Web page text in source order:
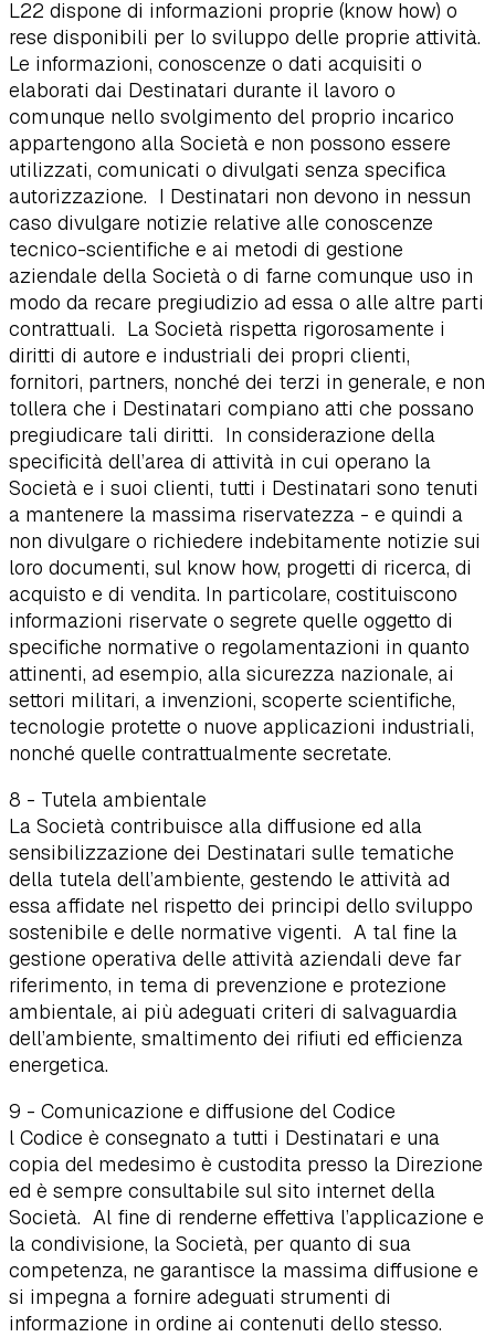
L22 dispone di informazioni proprie (know how) o
rese disponibili per lo sviluppo delle proprie attività.
Le informazioni, conoscenze o dati acquisiti o
elaborati dai Destinatari durante il lavoro o
comunque nello svolgimento del proprio incarico
appartengono alla Società e non possono essere
utilizzati, comunicati o divulgati senza specifica
autorizzazione. I Destinatari non devono in nessun
caso divulgare notizie relative alle conoscenze
tecnico-scientifiche e ai metodi di gestione
aziendale della Società o di farne comunque uso in
modo da recare pregiudizio ad essa o alle altre parti
contrattuali. La Società rispetta rigorosamente i
diritti di autore e industriali dei propri clienti,
fornitori, partners, nonché dei terzi in generale, e non
tollera che i Destinatari compiano atti che possano
pregiudicare tali diritti. In considerazione della
specificità dell’area di attività in cui operano la
Società e i suoi clienti, tutti i Destinatari sono tenuti
a mantenere la massima riservatezza - e quindi a
non divulgare o richiedere indebitamente notizie sui
loro documenti, sul know how, progetti di ricerca, di
acquisto e di vendita. In particolare, costituiscono
informazioni riservate o segrete quelle oggetto di
specifiche normative o regolamentazioni in quanto
attinenti, ad esempio, alla sicurezza nazionale, ai
settori militari, a invenzioni, scoperte scientifiche,
tecnologie protette o nuove applicazioni industriali,
nonché quelle contrattualmente secretate.
8 - Tutela ambientale
La Società contribuisce alla diffusione ed alla
sensibilizzazione dei Destinatari sulle tematiche
della tutela dell’ambiente, gestendo le attività ad
essa affidate nel rispetto dei principi dello sviluppo
sostenibile e delle normative vigenti. A tal fine la
gestione operativa delle attività aziendali deve far
riferimento, in tema di prevenzione e protezione
ambientale, ai più adeguati criteri di salvaguardia
dell’ambiente, smaltimento dei rifiuti ed efficienza
energetica.
9 - Comunicazione e diffusione del Codice
l Codice è consegnato a tutti i Destinatari e una
copia del medesimo è custodita presso la Direzione
ed è sempre consultabile sul sito internet della
Società. Al fine di renderne effettiva l’applicazione e
la condivisione, la Società, per quanto di sua
competenza, ne garantisce la massima diffusione e
si impegna a fornire adeguati strumenti di
informazione in ordine ai contenuti dello stesso.